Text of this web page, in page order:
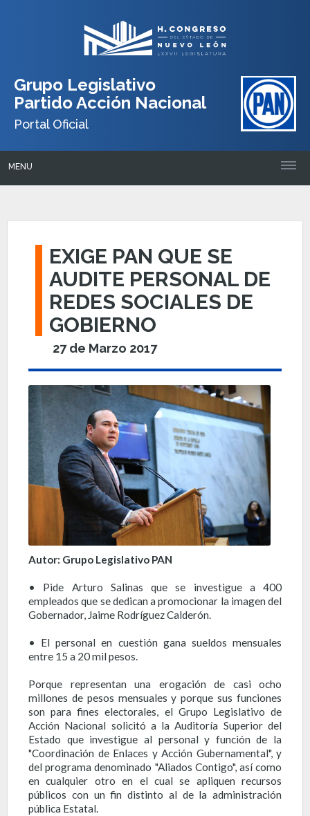
Grupo Legislativo
Partido Acción Nacional
Portal Oficial
MENU
EXIGE PAN QUE SE
AUDITE PERSONAL DE
REDES SOCIALES DE
GOBIERNO
27 de Marzo 2017
Autor: Grupo Legislativo PAN
• Pide Arturo Salinas que se investigue a 400
empleados que se dedican a promocionar la imagen del
Gobernador, Jaime Rodríguez Calderón.
• El personal en cuestión gana sueldos mensuales
entre 15 a 20 mil pesos.
Porque representan una erogación de casi ocho
millones de pesos mensuales y porque sus funciones
son para fines electorales, el Grupo Legislativo de
Acción Nacional solicitó a la Auditoría Superior del
Estado que investigue al personal y función de la
"Coordinación de Enlaces y Acción Gubernamental", y
del programa denominado "Aliados Contigo", así como
en cualquier otro en el cual se apliquen recursos
públicos con un fin distinto al de la administración
pública Estatal.